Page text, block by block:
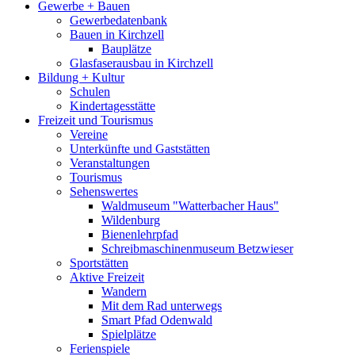
Gewerbe + Bauen
Gewerbedatenbank
Bauen in Kirchzell
Bauplätze
Glasfaserausbau in Kirchzell
Bildung + Kultur
Schulen
Kindertagesstätte
Freizeit und Tourismus
Vereine
Unterkünfte und Gaststätten
Veranstaltungen
Tourismus
Sehenswertes
Waldmuseum "Watterbacher Haus"
Wildenburg
Bienenlehrpfad
Schreibmaschinenmuseum Betzwieser
Sportstätten
Aktive Freizeit
Wandern
Mit dem Rad unterwegs
Smart Pfad Odenwald
Spielplätze
Ferienspiele